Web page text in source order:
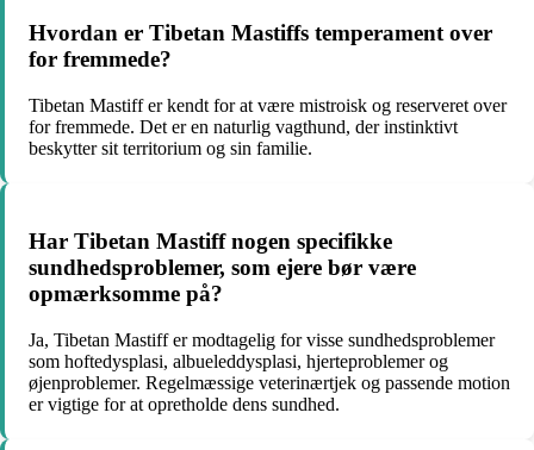
Hvordan er Tibetan Mastiffs temperament over
for fremmede?
Tibetan Mastiff er kendt for at være mistroisk og reserveret over
for fremmede. Det er en naturlig vagthund, der instinktivt
beskytter sit territorium og sin familie.
Har Tibetan Mastiff nogen specifikke
sundhedsproblemer, som ejere bør være
opmærksomme på?
Ja, Tibetan Mastiff er modtagelig for visse sundhedsproblemer
som hoftedysplasi, albueleddysplasi, hjerteproblemer og
øjenproblemer. Regelmæssige veterinærtjek og passende motion
er vigtige for at opretholde dens sundhed.